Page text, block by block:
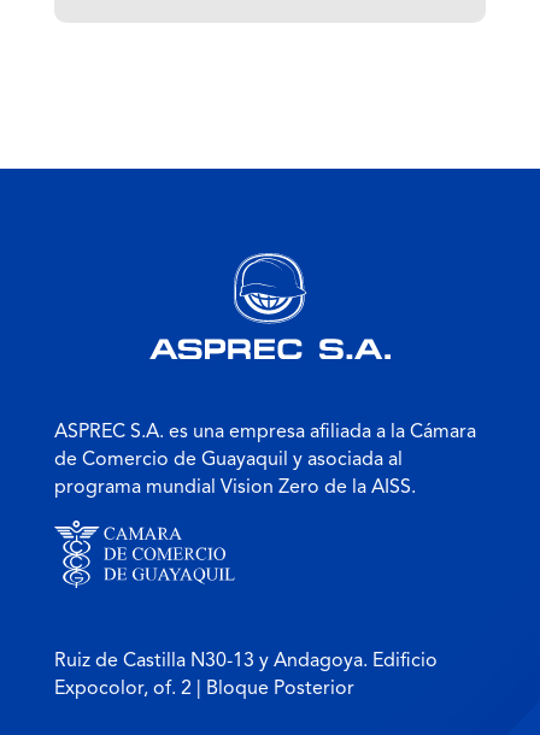
ASPREC S.A. es una empresa afiliada a la Cámara
de Comercio de Guayaquil y asociada al
programa mundial Vision Zero de la AISS.
Ruiz de Castilla N30-13 y Andagoya. Edificio
Expocolor, of. 2 | Bloque Posterior